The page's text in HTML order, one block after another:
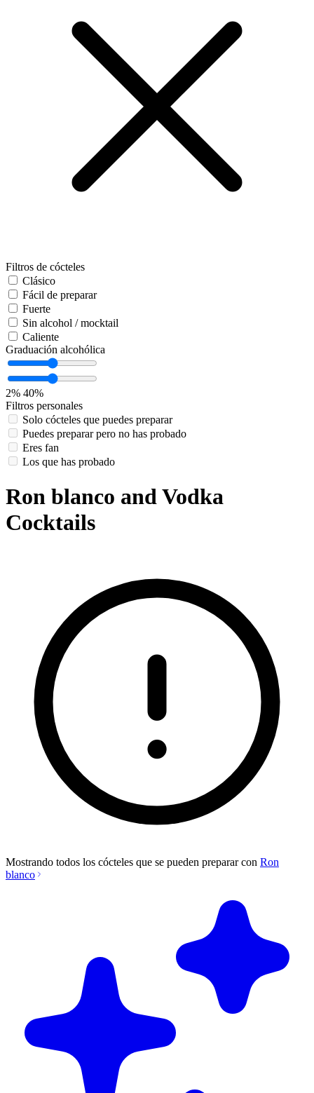
Filtros de cócteles
Clásico
Fácil de preparar
Fuerte
Sin alcohol / mocktail
Caliente
Graduación alcohólica
2% 40%
Filtros personales
Solo cócteles que puedes preparar
Puedes preparar pero no has probado
Eres fan
Los que has probado
Ron blanco and Vodka
Cocktails
Mostrando todos los cócteles que se pueden preparar con Ron
blanco